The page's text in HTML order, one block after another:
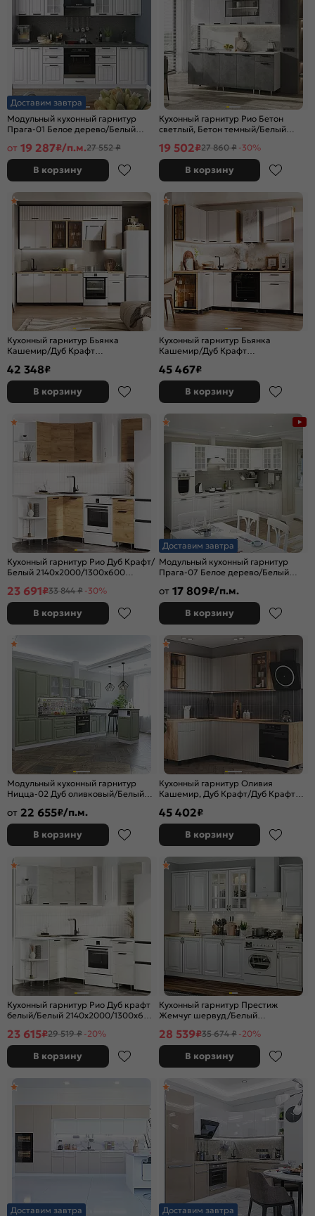
Доставим завтра
Модульный кухонный гарнитур
Прага-01 Белое дерево/Белый
от 19 287₽/п.м.27 552 ₽
В корзину
Кухонный гарнитур Рио Бетон
светлый, Бетон темный/Белый
19 502₽27 860 ₽ -30%
В корзину
Кухонный гарнитур Бьянка
Кашемир/Дуб Крафт
42 348₽
В корзину
Кухонный гарнитур Бьянка
Кашемир/Дуб Крафт
45 467₽
В корзину
Кухонный гарнитур Рио Дуб Крафт/
Белый 2140x2000/1300x600
23 691₽33 844 ₽ -30%
В корзину
Доставим завтра
Модульный кухонный гарнитур
Прага-07 Белое дерево/Белый
от 17 809₽/п.м.
В корзину
Модульный кухонный гарнитур
Ницца-02 Дуб оливковый/Белый
от 22 655₽/п.м.
В корзину
Кухонный гарнитур Оливия
Кашемир, Дуб Крафт/Дуб Крафт
45 402₽
В корзину
Кухонный гарнитур Рио Дуб крафт
белый/Белый 2140x2000/1300x600
23 615₽29 519 ₽ -20%
В корзину
Кухонный гарнитур Престиж
Жемчуг шервуд/Белый
28 539₽35 674 ₽ -20%
В корзину
Доставим завтра
Доставим завтра